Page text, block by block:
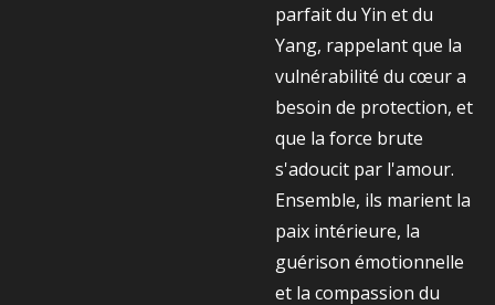
parfait du Yin et du
Yang, rappelant que la
vulnérabilité du cœur a
besoin de protection, et
que la force brute
s'adoucit par l'amour.
Ensemble, ils marient la
paix intérieure, la
guérison émotionnelle
et la compassion du